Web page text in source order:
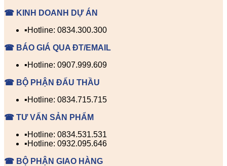
☎ KINH DOANH DỰ ÁN
▪️Hotline: 0834.300.300
☎ BÁO GIÁ QUA ĐT/EMAIL
▪️Hotline: 0907.999.609
☎ BỘ PHẬN ĐẤU THẦU
▪️Hotline: 0834.715.715
☎ TƯ VẤN SẢN PHẨM
▪️Hotline: 0834.531.531
▪️Hotline: 0932.095.646
☎ BỘ PHẬN GIAO HÀNG